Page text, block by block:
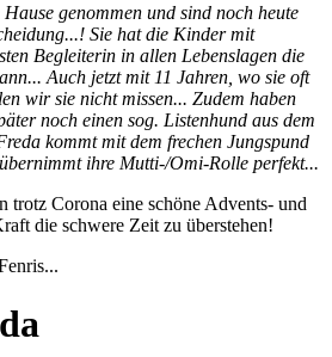
genommen und sind noch heute
Sie hat die Kinder mit
Begleiterin in allen Lebenslagen die
Auch jetzt mit 11 Jahren, wo sie oft
wir sie nicht missen... Zudem haben
noch einen sog. Listenhund aus dem
kommt mit dem frechen Jungspund
ihre Mutti-/Omi-Rolle perfekt...
trotz Corona eine schöne Advents- und
die schwere Zeit zu überstehen!